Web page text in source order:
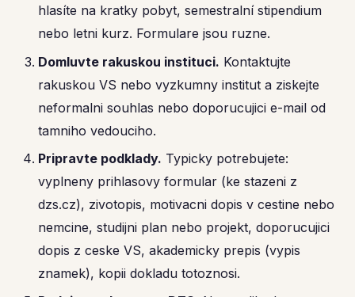
hlasíte na kratky pobyt, semestralní stipendium
nebo letni kurz. Formulare jsou ruzne.
Domluvte rakuskou instituci. Kontaktujte
rakuskou VS nebo vyzkumny institut a ziskejte
neformalni souhlas nebo doporucujici e-mail od
tamniho vedouciho.
Pripravte podklady. Typicky potrebujete:
vyplneny prihlasovy formular (ke stazeni z
dzs.cz), zivotopis, motivacni dopis v cestine nebo
nemcine, studijni plan nebo projekt, doporucujici
dopis z ceske VS, akademicky prepis (vypis
znamek), kopii dokladu totoznosi.